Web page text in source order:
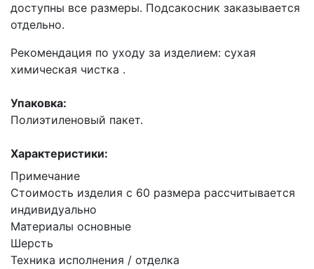
доступны все размеры. Подсакосник заказывается
отдельно.
Рекомендация по уходу за изделием: сухая
химическая чистка .
Упаковка:
Полиэтиленовый пакет.
Характеристики:
Примечание
Стоимость изделия с 60 размера рассчитывается
индивидуально
Материалы основные
Шерсть
Техника исполнения / отделка